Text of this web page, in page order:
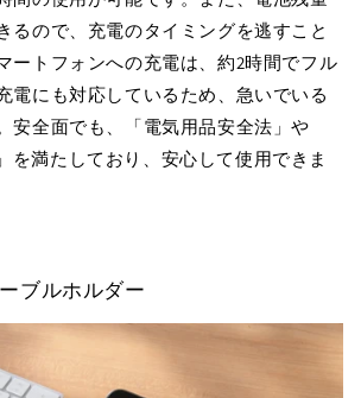
るので、充電のタイミングを逃すこと
ートフォンへの充電は、約2時間でフル
電にも対応しているため、急いでいる
安全面でも、「電気用品安全法」や
を満たしており、安心して使用できま
ーブルホルダー